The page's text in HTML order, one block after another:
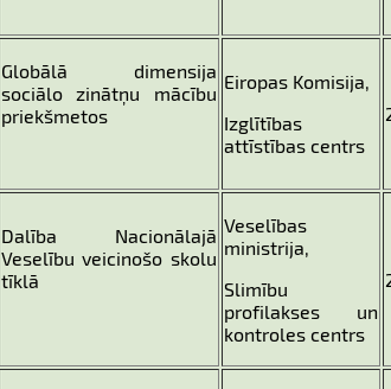
Globālā dimensija
sociālo zinātņu mācību
priekšmetos
Eiropas Komisija,
Izglītības
attīstības centrs
Dalība Nacionālajā
Veselību veicinošo skolu
tīklā
Veselības
ministrija,
Slimību
profilakses un
kontroles centrs